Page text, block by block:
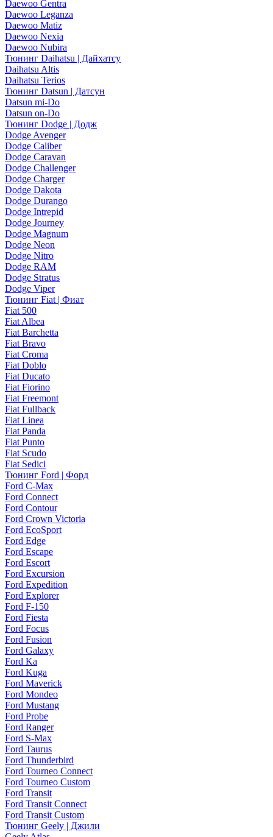
Daewoo Gentra
Daewoo Leganza
Daewoo Matiz
Daewoo Nexia
Daewoo Nubira
Тюнинг Daihatsu | Дайхатсу
Daihatsu Altis
Daihatsu Terios
Тюнинг Datsun | Датсун
Datsun mi-Do
Datsun on-Do
Тюнинг Dodge | Додж
Dodge Avenger
Dodge Caliber
Dodge Caravan
Dodge Challenger
Dodge Charger
Dodge Dakota
Dodge Durango
Dodge Intrepid
Dodge Journey
Dodge Magnum
Dodge Neon
Dodge Nitro
Dodge RAM
Dodge Stratus
Dodge Viper
Тюнинг Fiat | Фиат
Fiat 500
Fiat Albea
Fiat Barchetta
Fiat Bravo
Fiat Croma
Fiat Doblo
Fiat Ducato
Fiat Fiorino
Fiat Freemont
Fiat Fullback
Fiat Linea
Fiat Panda
Fiat Punto
Fiat Scudo
Fiat Sedici
Тюнинг Ford | Форд
Ford C-Max
Ford Connect
Ford Contour
Ford Crown Victoria
Ford EcoSport
Ford Edge
Ford Escape
Ford Escort
Ford Excursion
Ford Expedition
Ford Explorer
Ford F-150
Ford Fiesta
Ford Focus
Ford Fusion
Ford Galaxy
Ford Ka
Ford Kuga
Ford Maverick
Ford Mondeo
Ford Mustang
Ford Probe
Ford Ranger
Ford S-Max
Ford Taurus
Ford Thunderbird
Ford Tourneo Connect
Ford Tourneo Custom
Ford Transit
Ford Transit Connect
Ford Transit Custom
Тюнинг Geely | Джили